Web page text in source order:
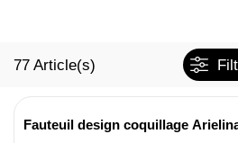
77 Article(s)
Fauteuil design coquillage